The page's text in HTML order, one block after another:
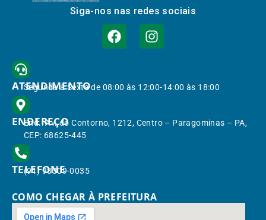
Siga-nos nas redes sociais
ATENDIMENTO
Segunda à Sexta de 08:00 às 12:00-14:00 às 18:00
ENDEREÇO
End.: Av. do Contorno, 1212, Centro – Paragominas – PA,
CEP: 68625-445
TELEFONE
(91) 98309-0035
COMO CHEGAR À PREFEITURA